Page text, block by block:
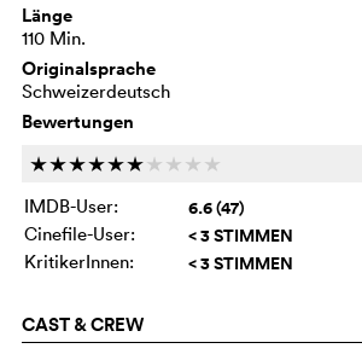
Länge
110 Min.
Originalsprache
Schweizerdeutsch
Bewertungen
cccccc c c c c
IMDB-User:
6.6 (47)
Cinefile-User: < 3 STIMMEN
KritikerInnen: < 3 STIMMEN
CAST & CREW